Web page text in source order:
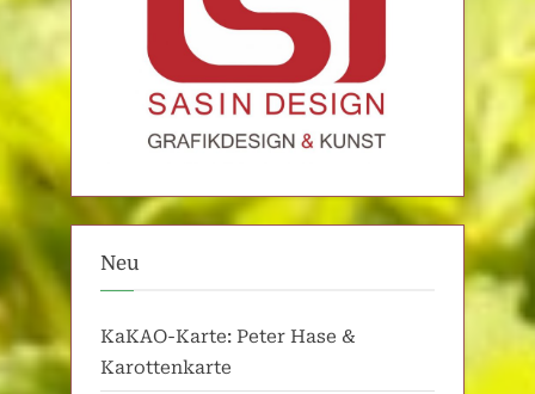
Neu
KaKAO-Karte: Peter Hase &
Karottenkarte